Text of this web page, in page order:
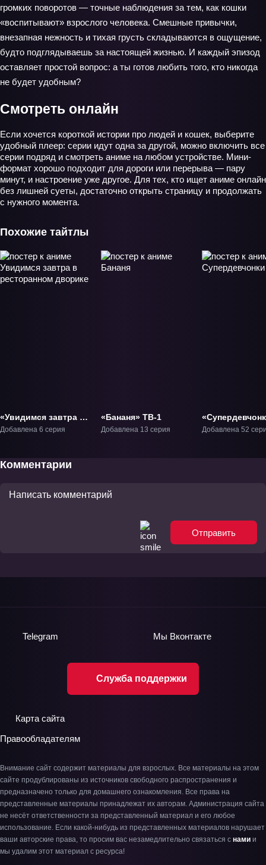
громких поворотов — точные наблюдения за тем, как кошки
«воспитывают» взрослого человека. Смешные привычки,
внезапная нежность и тихая грусть складываются в ощущение,
будто подглядываешь за настоящей жизнью. И каждый эпизод
оставляет простой вопрос: а ты готов любить того, кто никогда
не будет удобным?
Смотреть онлайн
Если хочется короткой истории про людей и кошек, выберите
удобный плеер: серии идут одна за другой, можно включить все
серии подряд и смотреть аниме на любом устройстве. Мини-
формат хорошо подходит для дороги или перерыва — пару
минут, и настроение уже другое. Для тех, кто ищет аниме онлайн
без лишней суеты, достаточно открыть страницу и продолжать
с нужного момента.
Похожие тайтлы
«Увидимся завтра в
ресторанном
Добавлена 6 серия
«Бананя» ТВ-1
Добавлена 13 серия
ТВ-1
Добавлена 52
Комментарии
Отправить
Служба поддержки
Telegram Мы Вконтакте
Карта сайта
Правообладателям
Внимание сайт содержит материалы для взрослых. Все материалы на этом
сайте продублированы из источников свободного распространения и
предназначено только для домашнего ознакомления. Все права на
представленные материалы принадлежат их авторам. Администрация сайта
не несёт ответственности за представленный материал и его любое
использование. Если какой-нибудь из представленных материалов нарушает
ваши авторские права, то просим вас незамедлительно связаться с нами и
мы удалим этот материал с ресурса!